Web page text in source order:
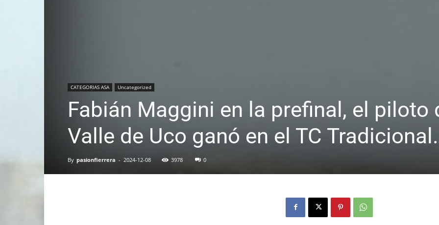
CATEGORIAS ASA Uncategorized
Fabián Maggini en la prefinal, el piloto
Valle de Uco ganó en el TC
By pasionfierrera - 2024-12-08 3978 0